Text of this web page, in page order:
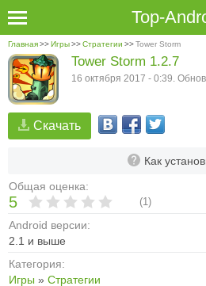
Top-
Главная>>Игры>>Стратегии >>Tower Storm
Скачать
Как
Общая оценка:
5 (1)
Android версии:
2.1 и выше
Категория:
Игры » Стратегии
Tower Storm 1.2.7
16 октября 2017 - 0:39.